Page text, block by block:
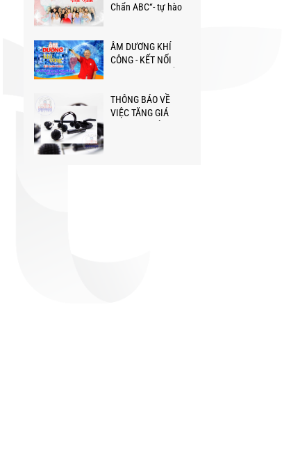
Chẩn ABC“- tự hào
ÂM DƯƠNG KHÍ
CÔNG - KẾT NỐI
ĐẠI DỊCH
THÔNG BÁO VỀ
VIỆC TĂNG GIÁ